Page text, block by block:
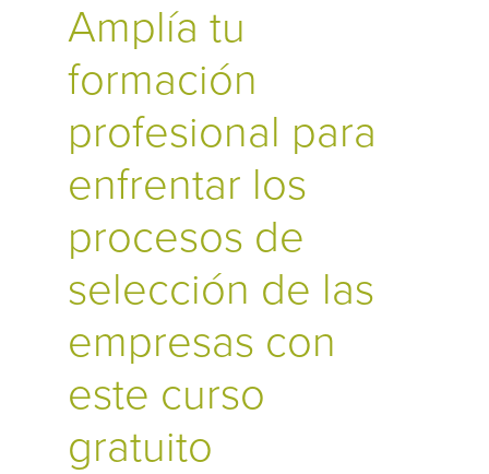
Amplía tu
formación
profesional para
enfrentar los
procesos de
selección de las
empresas con
este curso
gratuito